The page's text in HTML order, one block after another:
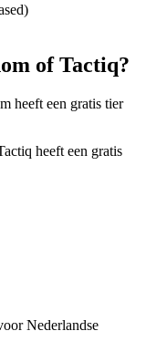
ofTactiq?
heeft een gratis tier
heeft een gratis
Nederlandse